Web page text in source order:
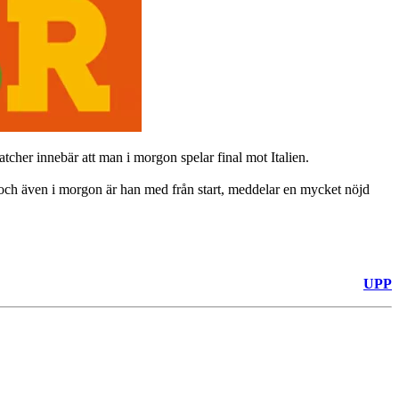
innebär att man i morgon spelar final mot Italien.
även i morgon är han med från start, meddelar en mycket nöjd
UPP